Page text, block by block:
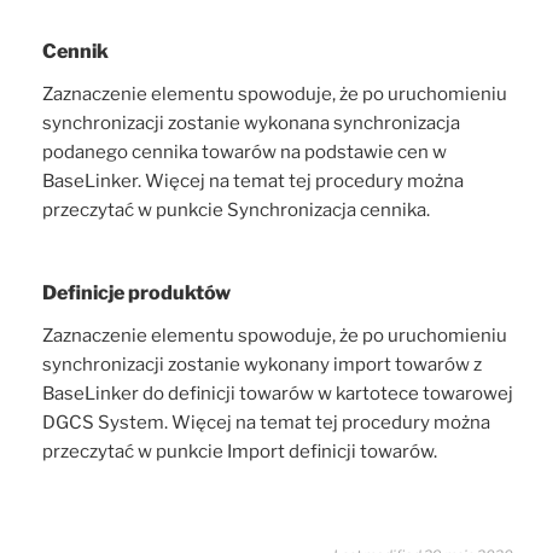
Cennik
Zaznaczenie elementu spowoduje, że po uruchomieniu
synchronizacji zostanie wykonana synchronizacja
podanego cennika towarów na podstawie cen w
BaseLinker. Więcej na temat tej procedury można
przeczytać w punkcie Synchronizacja cennika.
Definicje produktów
Zaznaczenie elementu spowoduje, że po uruchomieniu
synchronizacji zostanie wykonany import towarów z
BaseLinker do definicji towarów w kartotece towarowej
DGCS System. Więcej na temat tej procedury można
przeczytać w punkcie Import definicji towarów.